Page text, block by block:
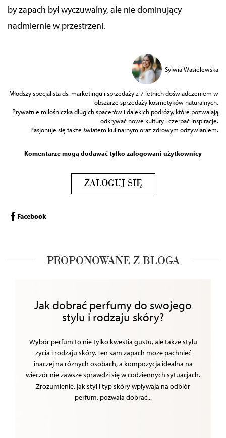
by zapach był wyczuwalny, ale nie dominujący
nadmiernie w przestrzeni.
Sylwia Wasielewska
Młodszy specjalista ds. marketingu i sprzedaży z 7 letnich doświadczeniem w
obszarze sprzedaży kosmetyków naturalnych.
Prywatnie miłośniczka długich spacerów i dalekich podróży, które pozwalają
odkrywać nowe kultury i czerpać inspiracje.
Pasjonuje się także światem kulinarnym oraz zdrowym odżywianiem.
Komentarze mogą dodawać tylko zalogowani użytkownicy
ZALOGUJ SIĘ
Facebook
PROPONOWANE Z BLOGA
Jak dobrać perfumy do swojego
stylu i rodzaju skóry?
Wybór perfum to nie tylko kwestia gustu, ale także stylu
życia i rodzaju skóry. Ten sam zapach może pachnieć
inaczej na różnych osobach, a kompozycja idealna na
wieczór nie zawsze sprawdzi się w codziennych sytuacjach.
Zrozumienie, jak styl i typ skóry wpływają na odbiór
perfum, pozwala dobrać...